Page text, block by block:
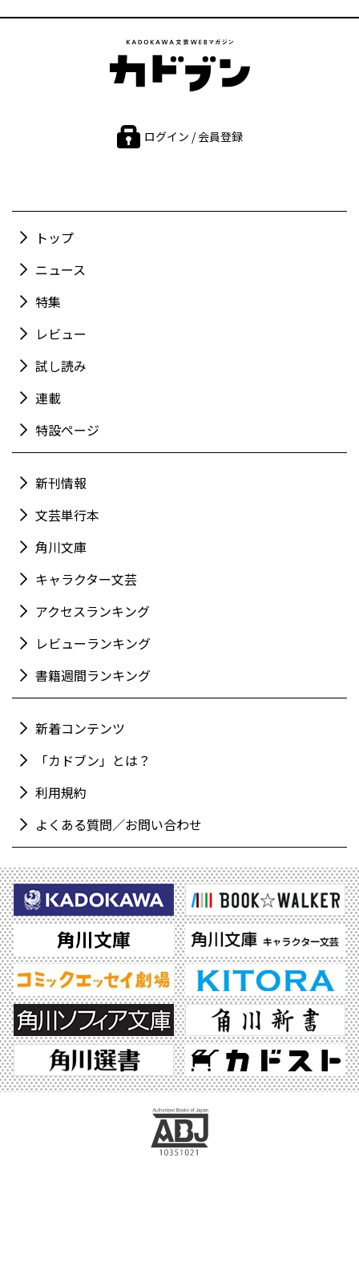
ログイン / 会員登録
トップ
ニュース
特集
レビュー
試し読み
連載
特設ページ
新刊情報
文芸単行本
角川文庫
キャラクター文芸
アクセスランキング
レビューランキング
書籍週間ランキング
新着コンテンツ
「カドブン」とは？
利用規約
よくある質問／お問い合わせ